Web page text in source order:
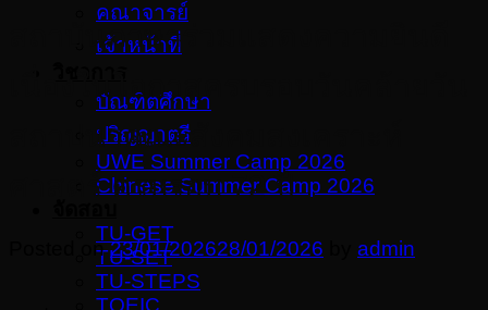
คณาจารย์
เจ้าหน้าที่
บัณฑิตศึกษา
ปริญญาตรี
UWE Summer Camp 2026
Chinese Summer Camp 2026
TU-GET
TU-SET
TU-STEPS
TOEIC
สถาบันภาษาร่วมแสดงความยินดี
เนื่องในโอกาสครบรอบวันคล้ายวัน
สถาปนาคณะสังคมสงเคราะห์
ศาสตร์ ครบรอบ 72 ปี
Posted on23/01/202628/01/2026 admin